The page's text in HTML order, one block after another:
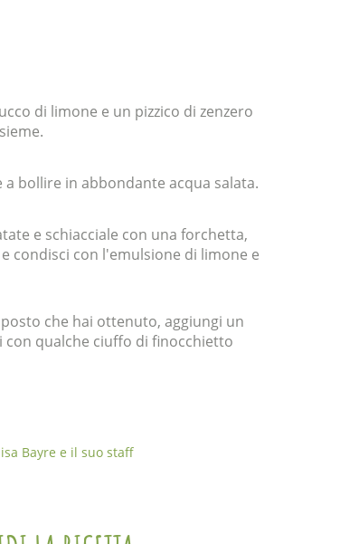
di limone e un pizzico di zenzero
a bollire in abbondante acqua salata.
e schiacciale con una forchetta,
condisci con l'emulsione di limone e
che hai ottenuto, aggiungi un
qualche ciuffo di finocchietto
Bayre e il suo staff